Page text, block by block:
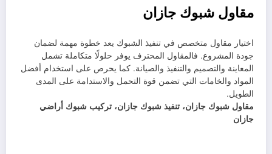
مقاول شبوك جازان
اختيار مقاول متخصص في تنفيذ الشبوك يعد خطوة مهمة لضمان
جودة المشروع. فالمقاول المحترف يوفر حلولًا متكاملة تشمل
المعاينة والتصميم والتنفيذ والصيانة. كما يحرص على استخدام أفضل
المواد والخامات التي تضمن قوة التحمل والاستدامة على المدى
الطويل.
مقاول شبوك جازان، تنفيذ شبوك جازان، تركيب شبوك أراضي
جازان